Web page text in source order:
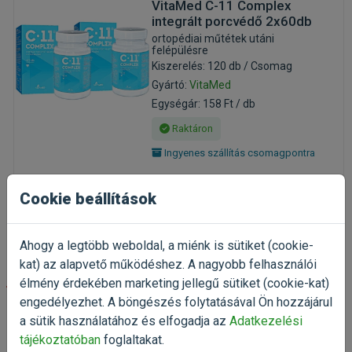
VitaMed C-11 Complex
integrált porcvédő 2x60db
ortopédiai műtétek utáni
felépülésre
Kiszerelés: 120 db / Csomag
Gyártó: VitaMed
Egységár: 158 Ft / db
Raktáron
Ingyenes szállítás csomagpontra
Kosárba
-10%
Mervue EliteFlex Forte Dog
paszta 60ml
Cookie beállítások
Ahogy a legtöbb weboldal, a miénk is sütiket (cookie-
kat) az alapvető működéshez. A nagyobb felhasználói
élmény érdekében marketing jellegű sütiket (cookie-kat)
engedélyezhet. A böngészés folytatásával Ön hozzájárul
a sütik használatához és elfogadja az Adatkezelési
tájékoztatóban foglaltakat.